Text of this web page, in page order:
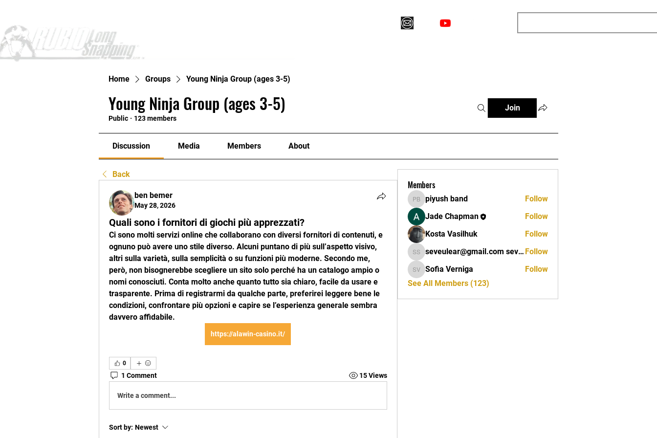
Home Groups Young Ninja Group (ages 3-5)
Young Ninja Group (ages 3-5)
Public · 123 members
Join
Discussion Media Members About
Back
ben bemer
May 28, 2026
Quali sono i fornitori di giochi più apprezzati?
Ci sono molti servizi online che collaborano con diversi fornitori di contenuti, e
ognuno può avere uno stile diverso. Alcuni puntano di più sull’aspetto visivo,
altri sulla varietà, sulla semplicità o su funzioni più moderne. Secondo me,
però, non bisognerebbe scegliere un sito solo perché ha un catalogo ampio o
nomi conosciuti. Conta molto anche quanto tutto sia chiaro, facile da usare e
trasparente. Prima di registrarmi da qualche parte, preferirei leggere bene le
condizioni, confrontare più opzioni e capire se l’esperienza generale sembra
davvero affidabile.
https://alawin-casino.it/
0
1 Comment 15 Views
Write a comment...
Sort by: Newest
Members
piyush band
piyush band
Follow
Jade Chapman
Follow
Kosta Vasilhuk
Follow
seveulear@gmail.com seveulear@gmail.com
seveulear@gmail.com seveulear@gmail.com Follow
Sofia Verniga
Sofia Verniga
Follow
See All Members (123)